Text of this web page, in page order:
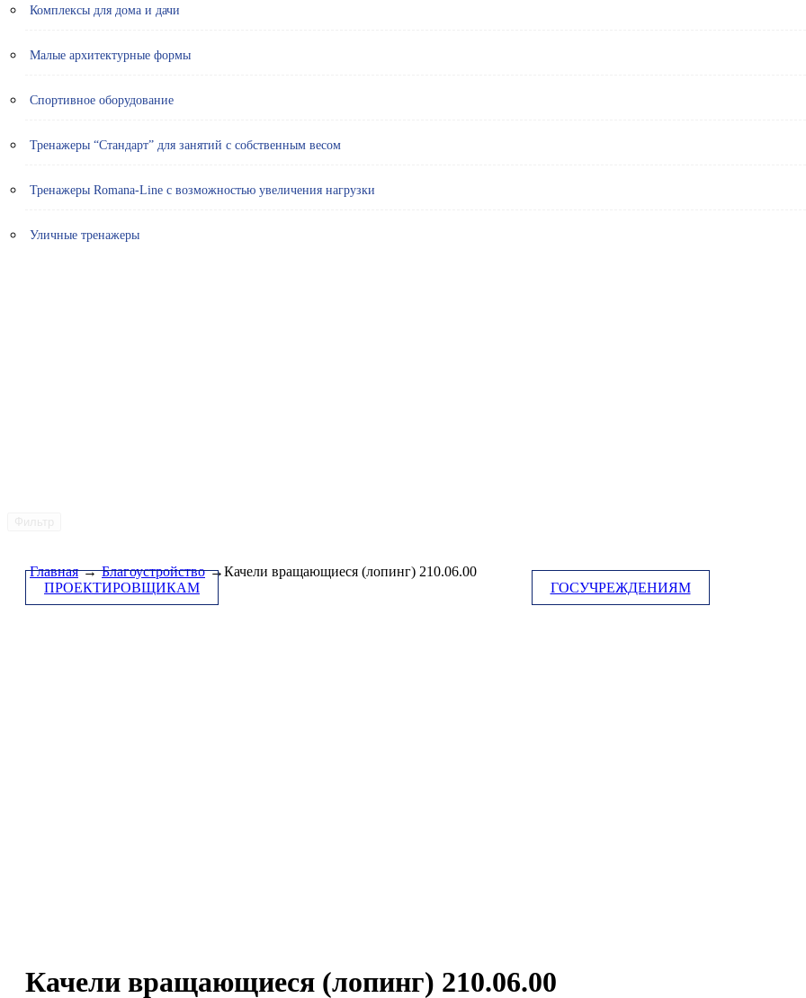
Комплексы для дома и дачи
Малые архитектурные формы
Спортивное оборудование
Тренажеры “Стандарт” для занятий с собственным весом
Тренажеры Romana-Line с возможностью увеличения нагрузки
Уличные тренажеры
Главная → Благоустройство →Качели вращающиеся (лопинг) 210.06.00
ПРОЕКТИРОВЩИКАМ
ГОСУЧРЕЖДЕНИЯМ
Качели вращающиеся (лопинг) 210.06.00